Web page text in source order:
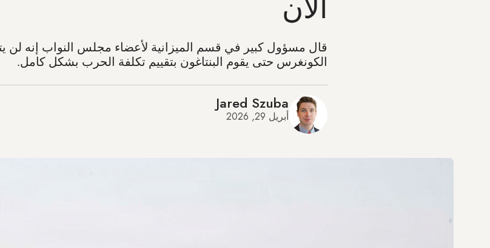
قال مسؤول كبير في قسم الميزانية لأعضاء مجلس النواب إنه لن
الكونغرس حتى يقوم البنتاغون بتقييم تكلفة الحرب بشكل كامل.
Jared Szuba
أبريل 29, 2026